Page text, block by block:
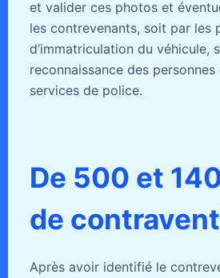
et valider ces photos et
les contrevenants, soit par les
d’immatriculation du véhicule,
reconnaissance des
services de police.
De 500 et
de
Après avoir identifié le